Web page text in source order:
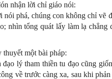
nhận lời chỉ giáo nói:
phá, chúng con không chỉ vẽ
nhìn tổng quát lấy làm lạ chẳng
một bài pháp:
lý tham thiền tu đạo cũng
về trước càng xa, sau khi